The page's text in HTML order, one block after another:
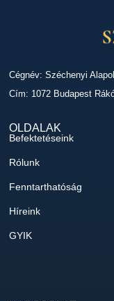
Cégnév: Széchenyi
Cím: 1072 Budapest
OLDALAK
Befektetéseink
Rólunk
Fenntarthatóság
Híreink
GYIK